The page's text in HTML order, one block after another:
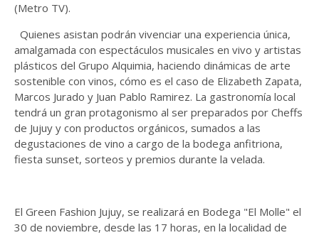
(Metro TV).
Quienes asistan podrán vivenciar una experiencia única,
amalgamada con espectáculos musicales en vivo y artistas
plásticos del Grupo Alquimia, haciendo dinámicas de arte
sostenible con vinos, cómo es el caso de Elizabeth Zapata,
Marcos Jurado y Juan Pablo Ramirez. La gastronomía local
tendrá un gran protagonismo al ser preparados por Cheffs
de Jujuy y con productos orgánicos, sumados a las
degustaciones de vino a cargo de la bodega anfitriona,
fiesta sunset, sorteos y premios durante la velada.
El Green Fashion Jujuy, se realizará en Bodega "El Molle" el
30 de noviembre, desde las 17 horas, en la localidad de